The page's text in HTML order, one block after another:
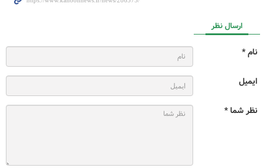
ارسال نظر
نام *
ایمیل
نظر شما *